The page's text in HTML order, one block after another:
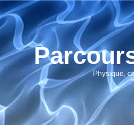
Physique,